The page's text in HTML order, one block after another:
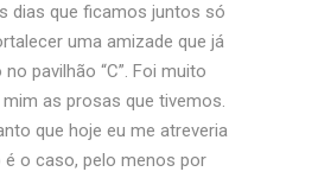
dias que ficamos juntos só
uma amizade que já
no pavilhão “C”. Foi muito
as prosas que tivemos.
que hoje eu me atreveria
o caso, pelo menos por